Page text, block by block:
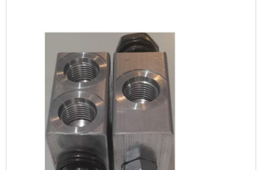
comprimido como em modelos
convencionais. INFORMAÇ...